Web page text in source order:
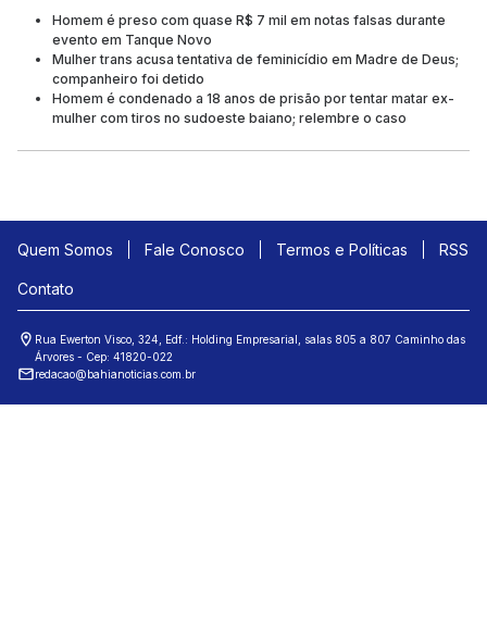
Homem é preso com quase R$ 7 mil em notas falsas durante
evento em Tanque Novo
Mulher trans acusa tentativa de feminicídio em Madre de Deus;
companheiro foi detido
Homem é condenado a 18 anos de prisão por tentar matar ex-
mulher com tiros no sudoeste baiano; relembre o caso
Quem Somos Fale Conosco Termos e Políticas RSS
Contato
Rua Ewerton Visco, 324, Edf.: Holding Empresarial, salas 805 a 807 Caminho das
Árvores - Cep: 41820-022
redacao@bahianoticias.com.br